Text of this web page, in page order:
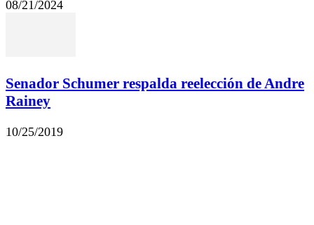
08/21/2024
Senador Schumer respalda reelección de Andre
Rainey
10/25/2019